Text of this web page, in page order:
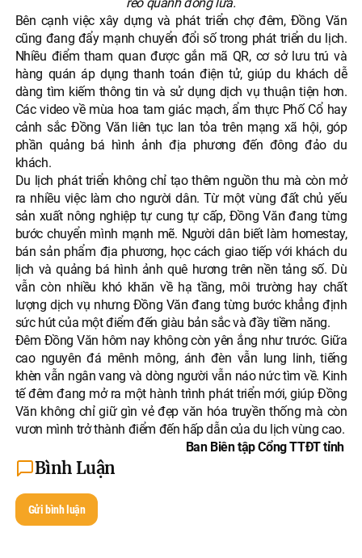
Bên cạnh việc xây dựng và phát triển chợ đêm, Đồng Văn
cũng đang đẩy mạnh chuyển đổi số trong phát triển du lịch.
Nhiều điểm tham quan được gắn mã QR, cơ sở lưu trú và
hàng quán áp dụng thanh toán điện tử, giúp du khách dễ
dàng tìm kiếm thông tin và sử dụng dịch vụ thuận tiện hơn.
Các video về mùa hoa tam giác mạch, ẩm thực Phố Cổ hay
cảnh sắc Đồng Văn liên tục lan tỏa trên mạng xã hội, góp
phần quảng bá hình ảnh địa phương đến đông đảo du
khách.
Du lịch phát triển không chỉ tạo thêm nguồn thu mà còn mở
ra nhiều việc làm cho người dân. Từ một vùng đất chủ yếu
sản xuất nông nghiệp tự cung tự cấp, Đồng Văn đang từng
bước chuyển mình mạnh mẽ. Người dân biết làm homestay,
bán sản phẩm địa phương, học cách giao tiếp với khách du
lịch và quảng bá hình ảnh quê hương trên nền tảng số. Dù
vẫn còn nhiều khó khăn về hạ tầng, môi trường hay chất
lượng dịch vụ nhưng Đồng Văn đang từng bước khẳng định
sức hút của một điểm đến giàu bản sắc và đầy tiềm năng.
Đêm Đồng Văn hôm nay không còn yên ắng như trước. Giữa
cao nguyên đá mênh mông, ánh đèn vẫn lung linh, tiếng
khèn vẫn ngân vang và dòng người vẫn náo nức tìm về. Kinh
tế đêm đang mở ra một hành trình phát triển mới, giúp Đồng
Văn không chỉ giữ gìn vẻ đẹp văn hóa truyền thống mà còn
vươn mình trở thành điểm đến hấp dẫn của du lịch vùng cao.
Ban Biên tập Cổng TTĐT tỉnh
Bình Luận
Gửi bình luận